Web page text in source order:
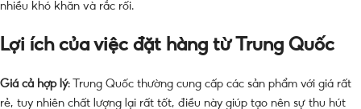
nhiều khó khăn và rắc rối.
Lợi ích của việc đặt hàng từ Trung Quốc
Giá cả hợp lý: Trung Quốc thường cung cấp các sản phẩm với giá rất
rẻ, tuy nhiên chất lượng lại rất tốt, điều này giúp tạo nên sự thu hút